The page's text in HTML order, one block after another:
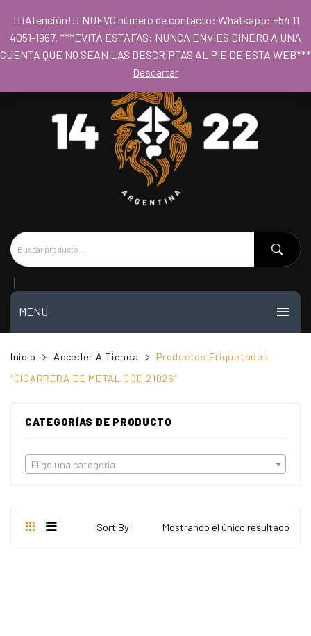
- Horario 09hs a 18hs
MENU
MI CUENTA
PREGUNTAS FRECUENTES
Inicio Acceder A Tienda
Productos Etiquetados
“CIGARRERA DE METAL COD 21026”
CATEGORÍAS DE PRODUCTO
Elige una categoría
Mostrando el único resultado
Sort By :
¡¡¡Atención!!! NUEVO número de contacto: Whatsapp: +54 11
4051-1967. ***EVITÁ ESTAFAS: NUNCA ENVÍES DINERO A UNA
CUENTA QUE NO SEAN LAS DESCRIPTAS AL PIE DE ESTA WEB***
Descartar